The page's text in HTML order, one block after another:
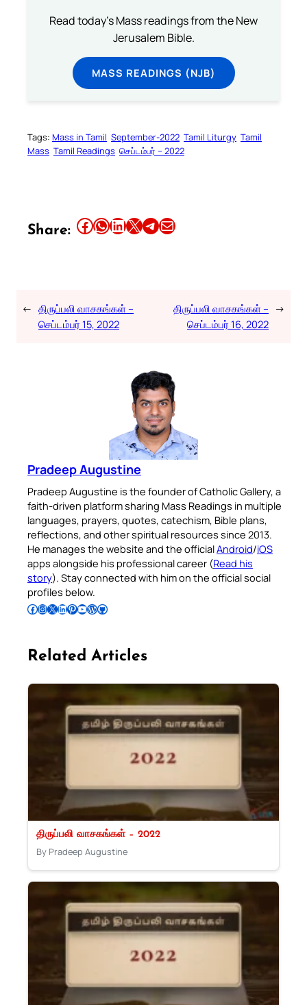
Read today's Mass readings from the New
Jerusalem Bible.
MASS READINGS (NJB)
Tags: Mass in Tamil September-2022 Tamil Liturgy Tamil
Mass Tamil Readings செப்டம்பர் – 2022
Share: Share this article on Facebook Share this article on WhatsApp Share this article on LinkedIn Share this article on X Share this article on TelegramEmail this Article
← திருப்பலி வாசகங்கள் –
செப்டம்பர் 15, 2022
திருப்பலி வாசகங்கள் –
செப்டம்பர் 16, 2022
→
Pradeep Augustine
Pradeep Augustine is the founder of Catholic Gallery, a
faith-driven platform sharing Mass Readings in multiple
languages, prayers, quotes, catechism, Bible plans,
reflections, and other spiritual resources since 2013.
He manages the website and the officialAndroid/iOS
apps alongside his professional career (Read his
story). Stay connected with him on the official social
profiles below.
Follow Pradeep on Facebook Follow Pradeep on InstagramFollow Pradeep on X Follow Pradeep on LinkedIn Follow Pradeep on Pinterest Subscribe to Pradeep’s Youtube Channel Follow Pradeep on WordPress Follow Pradeep on GitHub
Related Articles
திருப்பலி வாசகங்கள் – 2022
By Pradeep Augustine